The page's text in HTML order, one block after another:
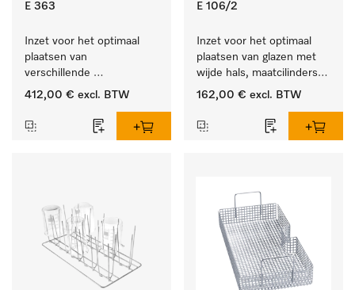
E 363
Inzet voor het optimaal
plaatsen van
verschillende
instrumenten.
412,00 € excl. BTW
E 106/2
Inzet voor het optimaal
plaatsen van glazen met
wijde hals, maatcilinders
enz.
162,00 € excl. BTW